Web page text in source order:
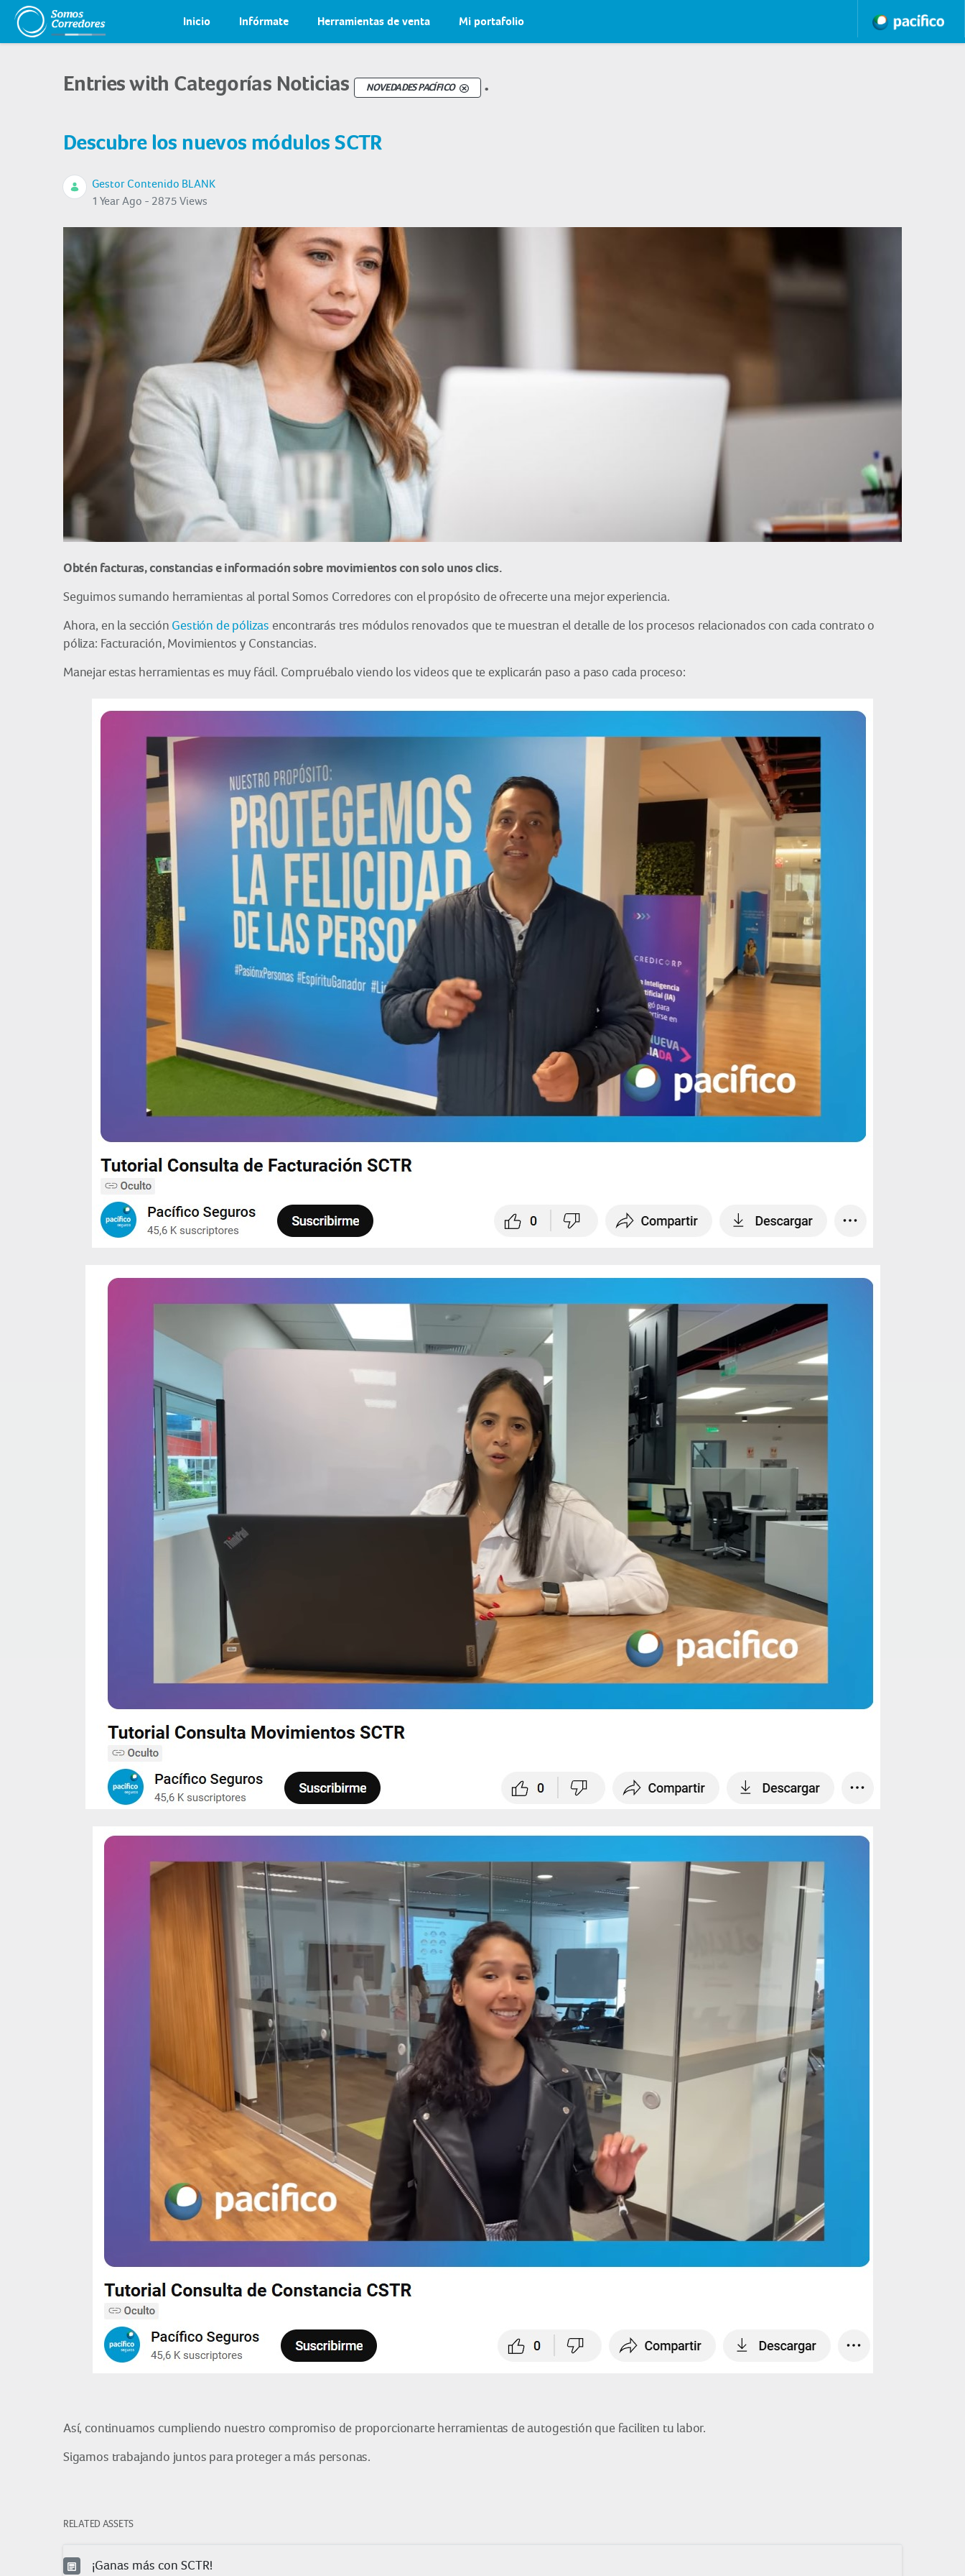
Inicio Infórmate Herramientas de venta Mi portafolio
Entries with Categorías Noticias NOVEDADES PACÍFICO .
Descubre los nuevos módulos SCTR
Gestor Contenido BLANK
1 Year Ago - 2875 Views
Obtén facturas, constancias e información sobre movimientos con solo unos clics.
Seguimos sumando herramientas al portal Somos Corredores con el propósito de ofrecerte una mejor experiencia.
Ahora, en la sección Gestión de pólizas encontrarás tres módulos renovados que te muestran el detalle de los procesos relacionados con cada contrato o
póliza: Facturación, Movimientos y Constancias.
Manejar estas herramientas es muy fácil. Compruébalo viendo los videos que te explicarán paso a paso cada proceso:
Así, continuamos cumpliendo nuestro compromiso de proporcionarte herramientas de autogestión que faciliten tu labor.
Sigamos trabajando juntos para proteger a más personas.
RELATED ASSETS
¡Ganas más con SCTR!